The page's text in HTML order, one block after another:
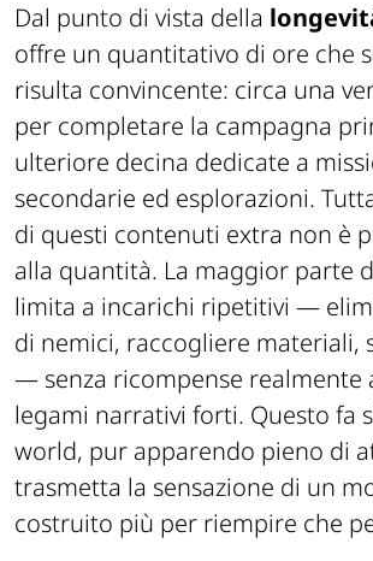
Dal punto di vista della
offre un quantitativo di ore che
risulta convincente: circa una
per completare la campagna
ulteriore decina dedicate a
secondarie ed esplorazioni.
di questi contenuti extra non è
alla quantità. La maggior parte
limita a incarichi ripetitivi —
di nemici, raccogliere materiali,
— senza ricompense realmente
legami narrativi forti. Questo fa
world, pur apparendo pieno di
trasmetta la sensazione di un
costruito più per riempire che